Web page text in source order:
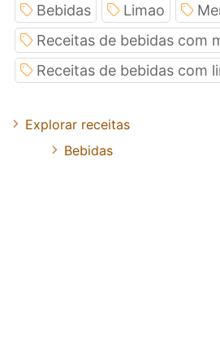
Bebidas Limao
Receitas de bebidas com
Receitas de bebidas com
Explorar receitas
Bebidas